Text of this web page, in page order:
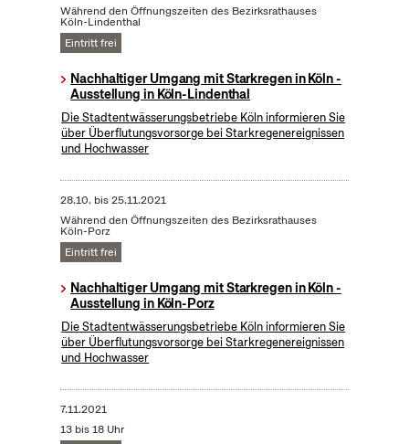
Während den Öffnungszeiten des Bezirksrathauses
Köln-Lindenthal
Eintritt frei
Nachhaltiger Umgang mit Starkregen in Köln -
Ausstellung in Köln-Lindenthal
Die Stadtentwässerungsbetriebe Köln informieren Sie
über Überflutungsvorsorge bei Starkregenereignissen
und Hochwasser
28.10. bis25.11.2021
Während den Öffnungszeiten des Bezirksrathauses
Köln-Porz
Eintritt frei
Nachhaltiger Umgang mit Starkregen in Köln -
Ausstellung in Köln-Porz
Die Stadtentwässerungsbetriebe Köln informieren Sie
über Überflutungsvorsorge bei Starkregenereignissen
und Hochwasser
7.11.2021
13 bis 18 Uhr